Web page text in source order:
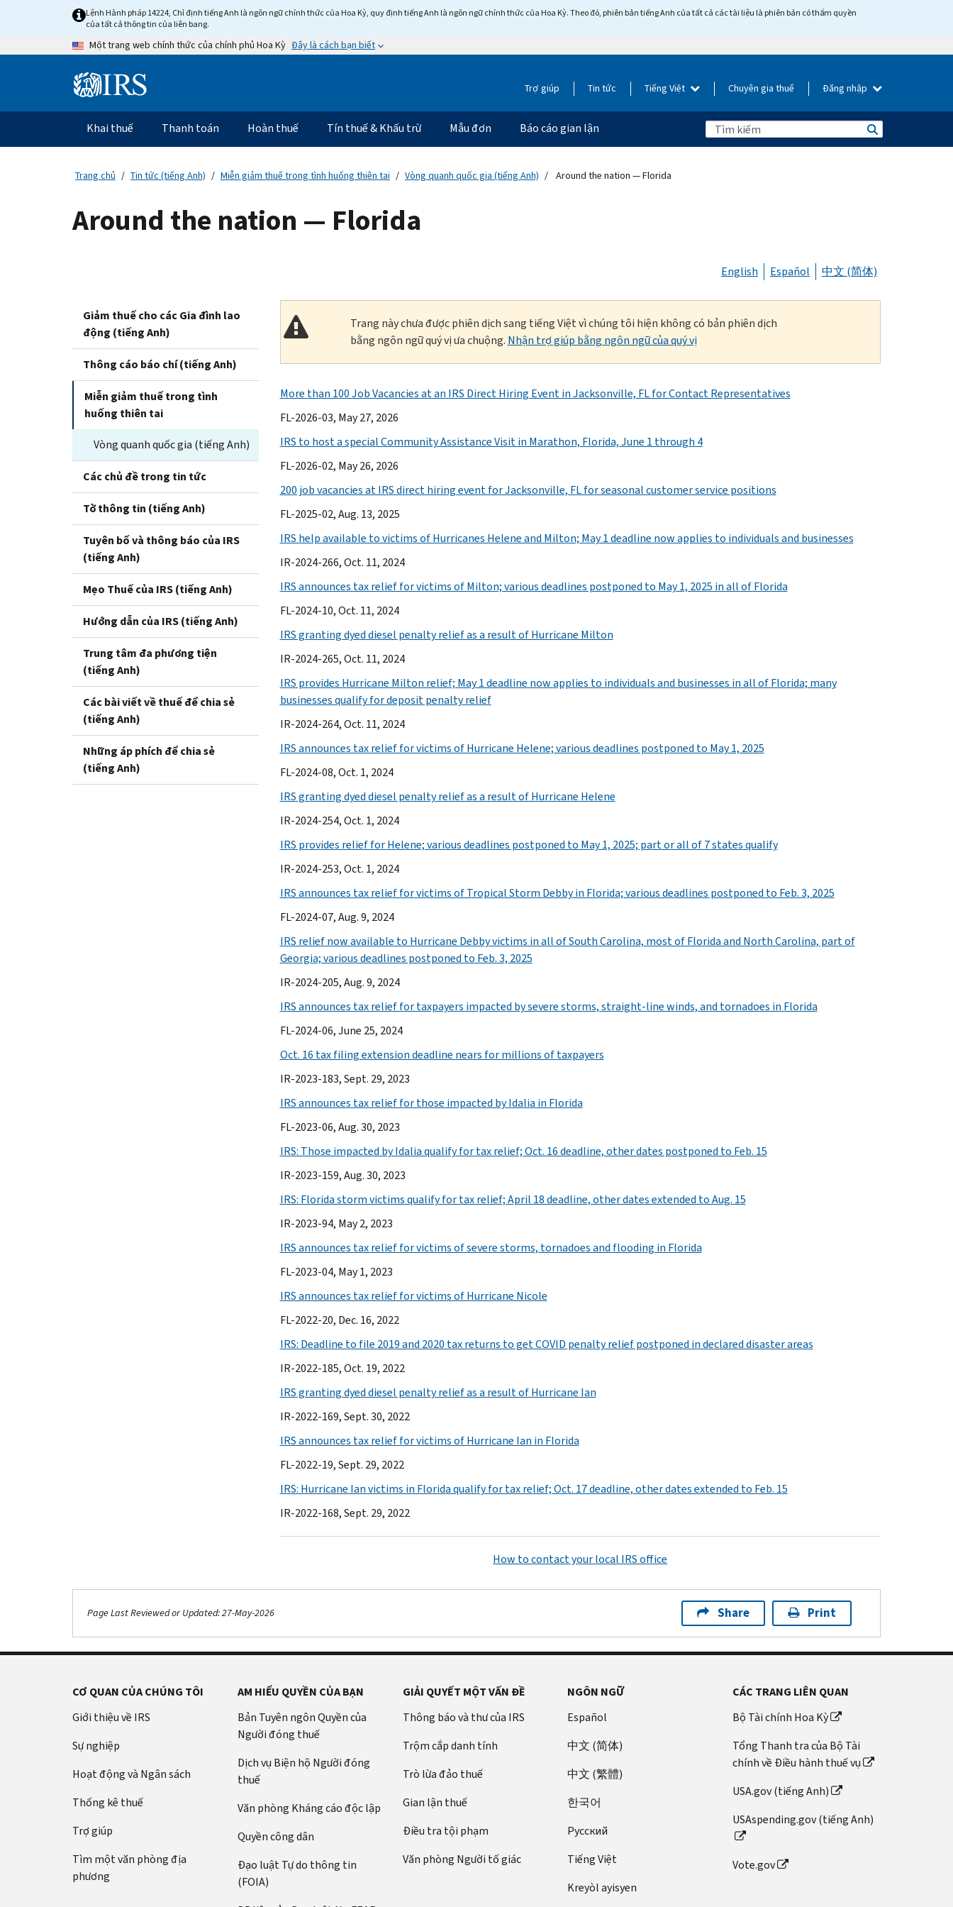
content
Lệnh Hành pháp 14224, Chỉ định tiếng Anh là ngôn ngữ chính thức của Hoa Kỳ, quy định tiếng Anh là ngôn ngữ chính thức của Hoa Kỳ. Theo đó, phiên bản tiếng Anh của tất cả các tài liệu là phiên bản có thẩm quyền
của tất cả thông tin của liên bang.
Một trang web chính thức của chính phủ Hoa Kỳ Đây là cách bạn biết
Information Trợ giúp Tin tức Tiếng Việt Chuyên gia thuế Đăng nhập
Điều
hướng
chính
Khai thuế Thanh toán Hoàn thuế Tín thuế & Khấu trừ Mẫu đơn Báo cáo gian lận
Trang chủ Tin tức (tiếng Anh) Miễn giảm thuế trong tình huống thiên tai Vòng quanh quốc gia (tiếng Anh) Around the nation — Florida
Around the nation — Florida
English Español 中文 (简体)
Giảm thuế cho các Gia đình lao
động (tiếng Anh)
Thông cáo báo chí (tiếng Anh)
Miễn giảm thuế trong tình
huống thiên tai
Vòng quanh quốc gia (tiếng Anh)
Các chủ đề trong tin tức
Tờ thông tin (tiếng Anh)
Tuyên bố và thông báo của IRS
(tiếng Anh)
Mẹo Thuế của IRS (tiếng Anh)
Hướng dẫn của IRS (tiếng Anh)
Trung tâm đa phương tiện
(tiếng Anh)
Các bài viết về thuế để chia sẻ
(tiếng Anh)
Những áp phích để chia sẻ
(tiếng Anh)
Trang này chưa được phiên dịch sang tiếng Việt vì chúng tôi hiện không có bản phiên dịch
bằng ngôn ngữ quý vị ưa chuộng. Nhận trợ giúp bằng ngôn ngữ của quý vị
More than 100 Job Vacancies at an IRS Direct Hiring Event in Jacksonville, FL for Contact Representatives
FL-2026-03, May 27, 2026
IRS to host a special Community Assistance Visit in Marathon, Florida, June 1 through 4
FL-2026-02, May 26, 2026
200 job vacancies at IRS direct hiring event for Jacksonville, FL for seasonal customer service positions
FL-2025-02, Aug. 13, 2025
IRS help available to victims of Hurricanes Helene and Milton; May 1 deadline now applies to individuals and businesses
IR-2024-266, Oct. 11, 2024
IRS announces tax relief for victims of Milton; various deadlines postponed to May 1, 2025 in all of Florida
FL-2024-10, Oct. 11, 2024
IRS granting dyed diesel penalty relief as a result of Hurricane Milton
IR-2024-265, Oct. 11, 2024
IRS provides Hurricane Milton relief; May 1 deadline now applies to individuals and businesses in all of Florida; many
businesses qualify for deposit penalty relief
IR-2024-264, Oct. 11, 2024
IRS announces tax relief for victims of Hurricane Helene; various deadlines postponed to May 1, 2025
FL-2024-08, Oct. 1, 2024
IRS granting dyed diesel penalty relief as a result of Hurricane Helene
IR-2024-254, Oct. 1, 2024
IRS provides relief for Helene; various deadlines postponed to May 1, 2025; part or all of 7 states qualify
IR-2024-253, Oct. 1, 2024
IRS announces tax relief for victims of Tropical Storm Debby in Florida; various deadlines postponed to Feb. 3, 2025
FL-2024-07, Aug. 9, 2024
IRS relief now available to Hurricane Debby victims in all of South Carolina, most of Florida and North Carolina, part of
Georgia; various deadlines postponed to Feb. 3, 2025
IR-2024-205, Aug. 9, 2024
IRS announces tax relief for taxpayers impacted by severe storms, straight-line winds, and tornadoes in Florida
FL-2024-06, June 25, 2024
Oct. 16 tax filing extension deadline nears for millions of taxpayers
IR-2023-183, Sept. 29, 2023
IRS announces tax relief for those impacted by Idalia in Florida
FL-2023-06, Aug. 30, 2023
IRS: Those impacted by Idalia qualify for tax relief; Oct. 16 deadline, other dates postponed to Feb. 15
IR-2023-159, Aug. 30, 2023
IRS: Florida storm victims qualify for tax relief; April 18 deadline, other dates extended to Aug. 15
IR-2023-94, May 2, 2023
IRS announces tax relief for victims of severe storms, tornadoes and flooding in Florida
FL-2023-04, May 1, 2023
IRS announces tax relief for victims of Hurricane Nicole
FL-2022-20, Dec. 16, 2022
IRS: Deadline to file 2019 and 2020 tax returns to get COVID penalty relief postponed in declared disaster areas
IR-2022-185, Oct. 19, 2022
IRS granting dyed diesel penalty relief as a result of Hurricane Ian
IR-2022-169, Sept. 30, 2022
IRS announces tax relief for victims of Hurricane Ian in Florida
FL-2022-19, Sept. 29, 2022
IRS: Hurricane Ian victims in Florida qualify for tax relief; Oct. 17 deadline, other dates extended to Feb. 15
IR-2022-168, Sept. 29, 2022
How to contact your local IRS office
Page Last Reviewed or Updated: 27-May-2026 Share Print
CƠ QUAN CỦA CHÚNG TÔI
Giới thiệu về IRS
Sự nghiệp
Hoạt động và Ngân sách
Thống kê thuế
Trợ giúp
Tìm một văn phòng địa
phương
AM HIỂU QUYỀN CỦA BẠN
Bản Tuyên ngôn Quyền của
Người đóng thuế
Dịch vụ Biện hộ Người đóng
thuế
Văn phòng Kháng cáo độc lập
Quyền công dân
Đạo luật Tự do thông tin
(FOIA)
GIẢI QUYẾT MỘT VẤN ĐỀ
Thông báo và thư của IRS
Trộm cắp danh tính
Trò lừa đảo thuế
Gian lận thuế
Điều tra tội phạm
Văn phòng Người tố giác
NGÔN NGỮ
Español
中文 (简体)
中文 (繁體)
한국어
Pусский
Tiếng Việt
Kreyòl ayisyen
CÁC TRANG LIÊN QUAN
Bộ Tài chính Hoa Kỳ
Tổng Thanh tra của Bộ Tài
chính về Điều hành thuế vụ
USA.gov (tiếng Anh)
USAspending.gov (tiếng Anh)
Vote.gov